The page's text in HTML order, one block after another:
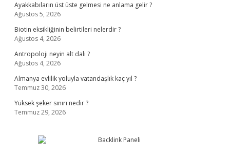
Ayakkabıların üst üste gelmesi ne anlama gelir ?
Ağustos 5, 2026
Biotin eksikliğinin belirtileri nelerdir ?
Ağustos 4, 2026
Antropoloji neyin alt dalı ?
Ağustos 4, 2026
Almanya evlilik yoluyla vatandaşlık kaç yıl ?
Temmuz 30, 2026
Yüksek şeker sınırı nedir ?
Temmuz 29, 2026